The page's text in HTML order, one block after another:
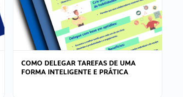
COMO DELEGAR TAREFAS DE UMA
FORMA INTELIGENTE E PRÁTICA